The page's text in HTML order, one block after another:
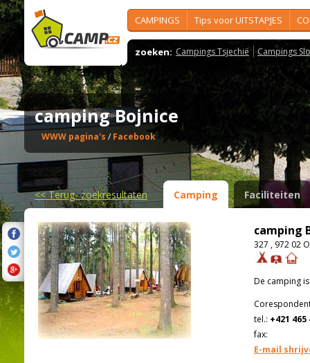
CAMPINGS Tips voor UITSTAPJES
zoeken: Campings Tsjechië Campings
camping Bojnice
WWW pagina's / Facebook
<<Terug- zoekresultaten Camping Faciliteiten
camping
327 , 972 02
De camping
tel.: +421 465
fax:
E-mail